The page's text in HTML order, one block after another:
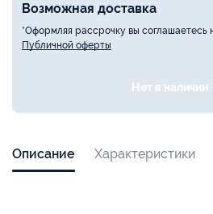
Возможная доставка
*Оформляя рассрочку вы соглашаетесь
Публичной оферты
Нет в наличии
Описание Характеристики